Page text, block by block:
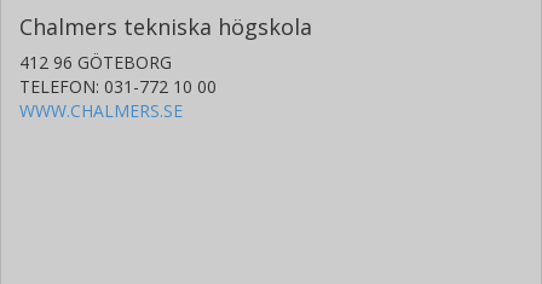
Chalmers tekniska högskola
412 96 GÖTEBORG
TELEFON: 031-772 10 00
WWW.CHALMERS.SE